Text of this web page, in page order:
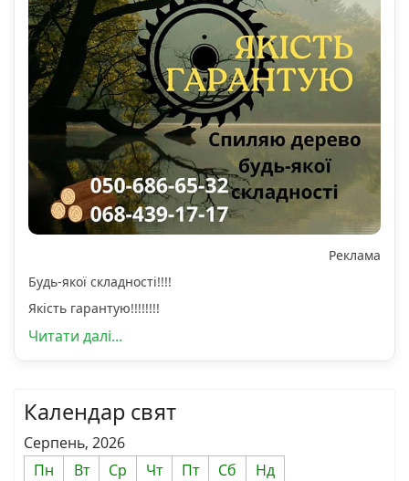
Реклама
Будь-якої складності!!!!
Якість гарантую!!!!!!!!
Читати далі...
Календар свят
Серпень, 2026
Пн
Вт Ср Чт Пт Сб
Нд